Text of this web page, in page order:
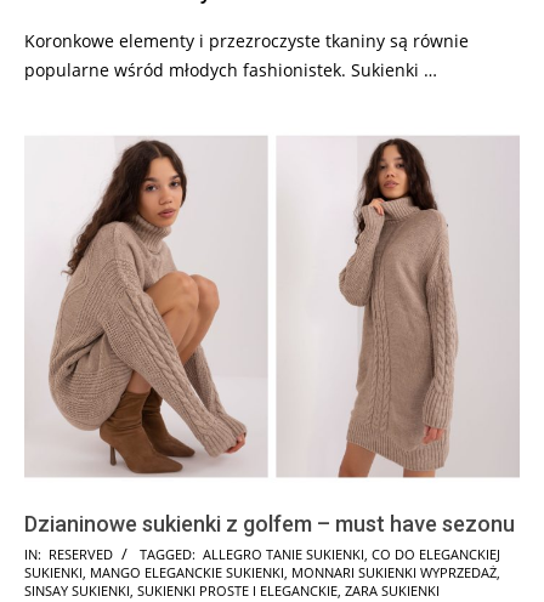
Koronkowe elementy i przezroczyste tkaniny są równie
popularne wśród młodych fashionistek. Sukienki …
Dzianinowe sukienki z golfem – must have sezonu
2025-
09-
IN: RESERVED TAGGED: ALLEGRO TANIE SUKIENKI, CO DO ELEGANCKIEJ
SUKIENKI, MANGO ELEGANCKIE SUKIENKI, MONNARI SUKIENKI WYPRZEDAŻ,
SINSAY SUKIENKI, SUKIENKI PROSTE I ELEGANCKIE, ZARA SUKIENKI